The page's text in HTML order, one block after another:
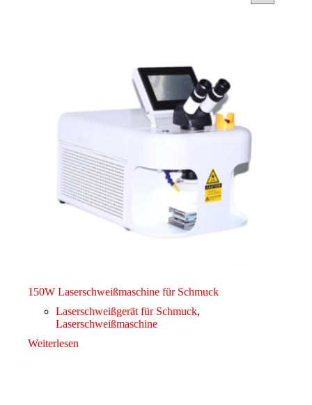
150W Laserschweißmaschine für Schmuck
Laserschweißgerät für Schmuck,
Laserschweißmaschine
Weiterlesen